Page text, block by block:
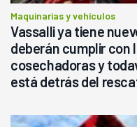
Maquinarias y vehículos
Vassalli ya tiene
deberán cumplir con
cosechadoras y
está detrás del